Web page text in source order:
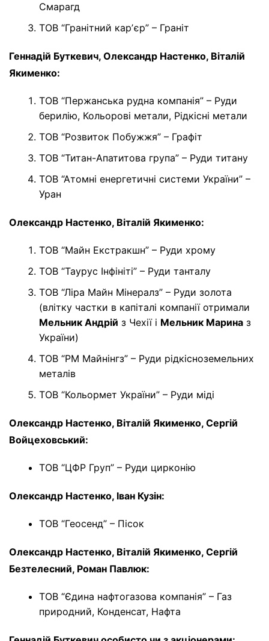
Смарагд
ТОВ “Гранітний карʼєр” – Граніт
Геннадій Буткевич, Олександр Настенко, Віталій
Якименко:
ТОВ “Пержанська рудна компанія” – Руди
берилію, Кольорові метали, Рідкісні метали
ТОВ “Розвиток Побужжя” – Графіт
ТОВ “Титан-Апатитова група” – Руди титану
ТОВ “Атомні енергетичні системи України” –
Уран
Олександр Настенко, Віталій Якименко:
ТОВ “Майн Екстракшн” – Руди хрому
ТОВ “Таурус Інфініті” – Руди танталу
ТОВ “Ліра Майн Мінералз” – Руди золота
(влітку частки в капіталі компанії отримали
Мельник Андрій з Чехії і Мельник Марина з
України)
ТОВ “РМ Майнінгз” – Руди рідкісноземельних
металів
ТОВ “Кольормет України” – Руди міді
Олександр Настенко, Віталій Якименко, Сергій
Войцеховський:
ТОВ “ЦФР Груп” – Руди цирконію
Олександр Настенко, Іван Кузін:
ТОВ “Геосенд” – Пісок
Олександр Настенко, Віталій Якименко, Сергій
Безтелесний, Роман Павлюк:
ТОВ “Єдина нафтогазова компанія” – Газ
природний, Конденсат, Нафта